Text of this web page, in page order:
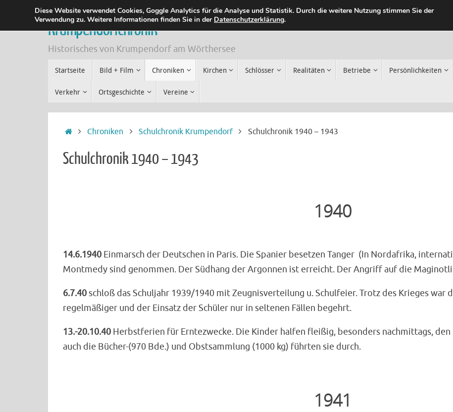
Krumpendorfchronik
Historisches von Krumpendorf am Wörthersee
Inhalt
Startseite Bild + Film Chroniken Kirchen Schlösser Realitäten Betriebe Persönlichkeiten
Verkehr Ortsgeschichte Vereine
StartChroniken Schulchronik Krumpendorf Schulchronik 1940 – 1943
Schulchronik 1940 – 1943
1940
14.6.1940 Einmarsch der Deutschen in Paris. Die Spanier besetzen Tanger (In Nordafrika,
Montmedy sind genommen. Der Südhang der Argonnen ist erreicht. Der Angriff auf die
6.7.40schloß das Schuljahr 1939/1940 mit Zeugnisverteilung u. Schulfeier. Trotz des Krieges war
regelmäßiger und der Einsatz der Schüler nur in seltenen Fällen begehrt.
13.-20.10.40 Herbstferien für Erntezwecke. Die Kinder halfen fleißig, besonders nachmittags,
auch die Bücher-(970 Bde.) und Obstsammlung (1000 kg) führten sie durch.
1941
Diese Website verwendet Cookies, Goggle Analytics für die Analyse und Statistik. Durch die weitere Nutzung stimmen Sie der
Verwendung zu. Weitere Informationen finden Sie in der Datenschutzerklärung.